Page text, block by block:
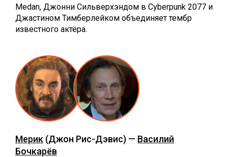
Medan, Джонни Сильверхэндом в Cyberpunk 2077 и
Джастином Тимберлейком объединяет тембр
известного актёра.
Мерик (Джон Рис-Дэвис) — Василий
Бочкарёв